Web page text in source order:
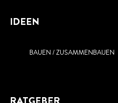
IDEEN
BAUEN / ZUSAMMENBAUEN